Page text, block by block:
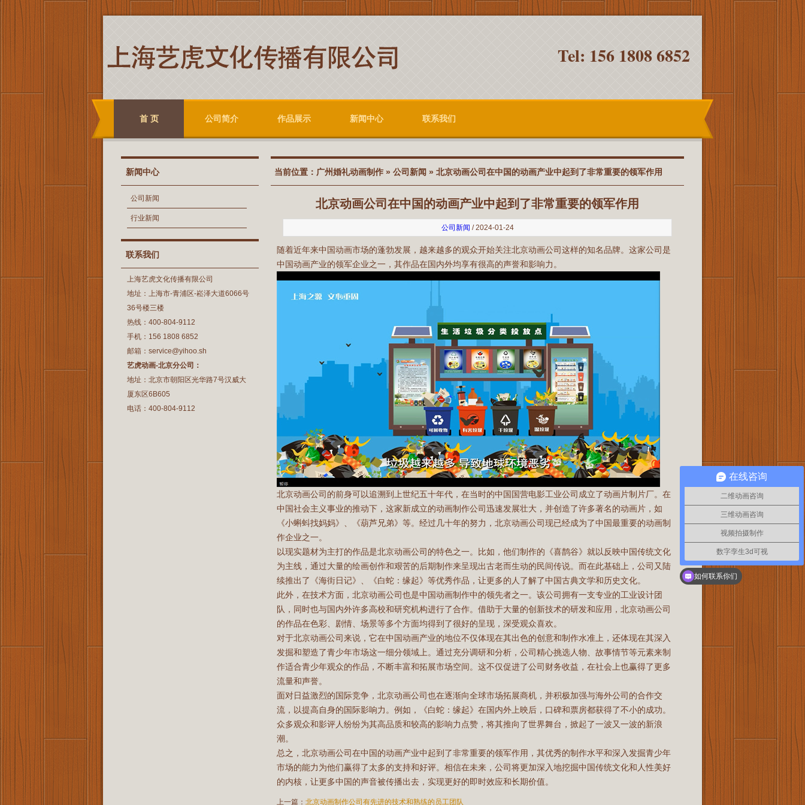
Tel: 156 1808 6852
首 页 公司简介 作品展示 新闻中心 联系我们
新闻中心
公司新闻
行业新闻
联系我们
上海艺虎文化传播有限公司
地址：上海市-青浦区-崧泽大道6066号
36号楼三楼
热线：400-804-9112
手机：156 1808 6852
邮箱：service@yihoo.sh
艺虎动画-北京分公司：
地址：北京市朝阳区光华路7号汉威大
厦东区6B605
电话：400-804-9112
当前位置： 广州婚礼动画制作 » 公司新闻 » 北京动画公司在中国的动画产业中起到了非常重要的领军作用
北京动画公司在中国的动画产业中起到了非常重要的领军作用
公司新闻 / 2024-01-24
随着近年来中国动画市场的蓬勃发展，越来越多的观众开始关注北京动画公司这样的知名品牌。这家公司是
中国动画产业的领军企业之一，其作品在国内外均享有很高的声誉和影响力。
北京动画公司的前身可以追溯到上世纪五十年代，在当时的中国国营电影工业公司成立了动画片制片厂。在
中国社会主义事业的推动下，这家新成立的动画制作公司迅速发展壮大，并创造了许多著名的动画片，如
《小蝌蚪找妈妈》、《葫芦兄弟》等。经过几十年的努力，北京动画公司现已经成为了中国最重要的动画制
作企业之一。
以现实题材为主打的作品是北京动画公司的特色之一。比如，他们制作的《喜鹊谷》就以反映中国传统文化
为主线，通过大量的绘画创作和艰苦的后期制作来呈现出古老而生动的民间传说。而在此基础上，公司又陆
续推出了《海街日记》、《白蛇：缘起》等优秀作品，让更多的人了解了中国古典文学和历史文化。
此外，在技术方面，北京动画公司也是中国动画制作中的领先者之一。该公司拥有一支专业的工业设计团
队，同时也与国内外许多高校和研究机构进行了合作。借助于大量的创新技术的研发和应用，北京动画公司
的作品在色彩、剧情、场景等多个方面均得到了很好的呈现，深受观众喜欢。
对于北京动画公司来说，它在中国动画产业的地位不仅体现在其出色的创意和制作水准上，还体现在其深入
发掘和塑造了青少年市场这一细分领域上。通过充分调研和分析，公司精心挑选人物、故事情节等元素来制
作适合青少年观众的作品，不断丰富和拓展市场空间。这不仅促进了公司财务收益，在社会上也赢得了更多
流量和声誉。
面对日益激烈的国际竞争，北京动画公司也在逐渐向全球市场拓展商机，并积极加强与海外公司的合作交
流，以提高自身的国际影响力。例如，《白蛇：缘起》在国内外上映后，口碑和票房都获得了不小的成功。
众多观众和影评人纷纷为其高品质和较高的影响力点赞，将其推向了世界舞台，掀起了一波又一波的新浪
潮。
总之，北京动画公司在中国的动画产业中起到了非常重要的领军作用，其优秀的制作水平和深入发掘青少年
市场的能力为他们赢得了太多的支持和好评。相信在未来，公司将更加深入地挖掘中国传统文化和人性美好
的内核，让更多中国的声音被传播出去，实现更好的即时效应和长期价值。
上一篇： 北京动画制作公司有先进的技术和熟练的员工团队
在线咨询
二维动画咨询
三维动画咨询
视频拍摄制作
数字孪生3d可视
如何联系你们